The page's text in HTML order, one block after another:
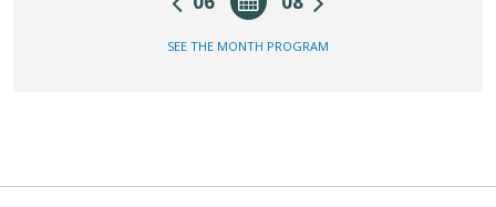
SEE THE MONTH PROGRAM